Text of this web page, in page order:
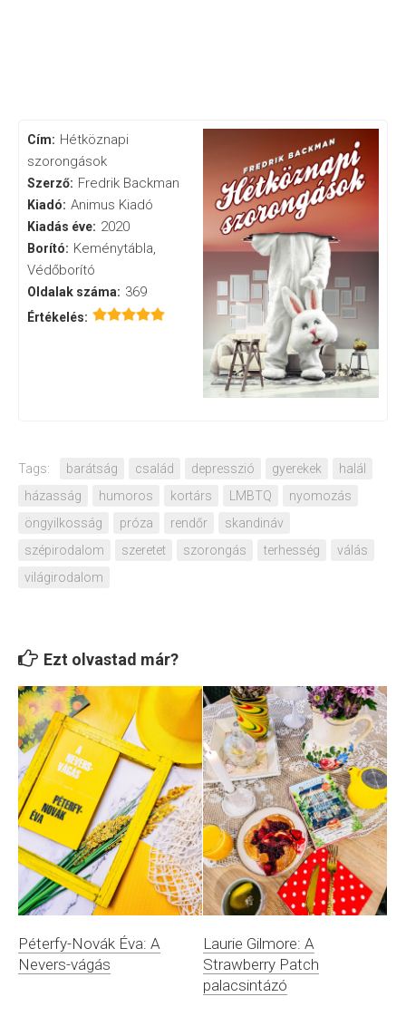
Cím: Hétköznapi
szorongások
Szerző: Fredrik Backman
Kiadó: Animus Kiadó
Kiadás éve: 2020
Borító: Keménytábla,
Védőborító
Oldalak száma: 369
Értékelés:
Tags: barátság család depresszió gyerekek
halál
házasság
humoros kortárs LMBTQ
nyomozás
öngyilkosság
próza rendőr
skandináv
szépirodalom
szeretet szorongás terhesség
válás
világirodalom
Ezt olvastad már?
Péterfy-Novák Éva: A
Nevers-vágás
Laurie Gilmore: A
Strawberry Patch
palacsintázó